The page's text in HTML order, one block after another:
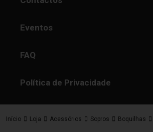
Eventos
FAQ
Política de Privacidade
Início Loja Acessórios Sopros Boquilhas